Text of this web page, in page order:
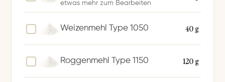
etwas mehr zum Bearbeiten
40 g
Weizenmehl Type 1050
120 g
Roggenmehl Type 1150